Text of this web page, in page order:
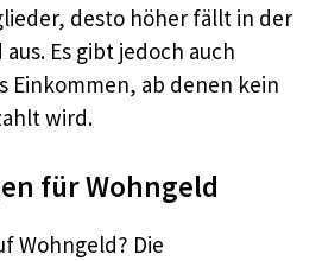
desto höher fällt in der
Es gibt jedoch auch
Einkommen, ab denen kein
wird.
für Wohngeld
Wohngeld? Die